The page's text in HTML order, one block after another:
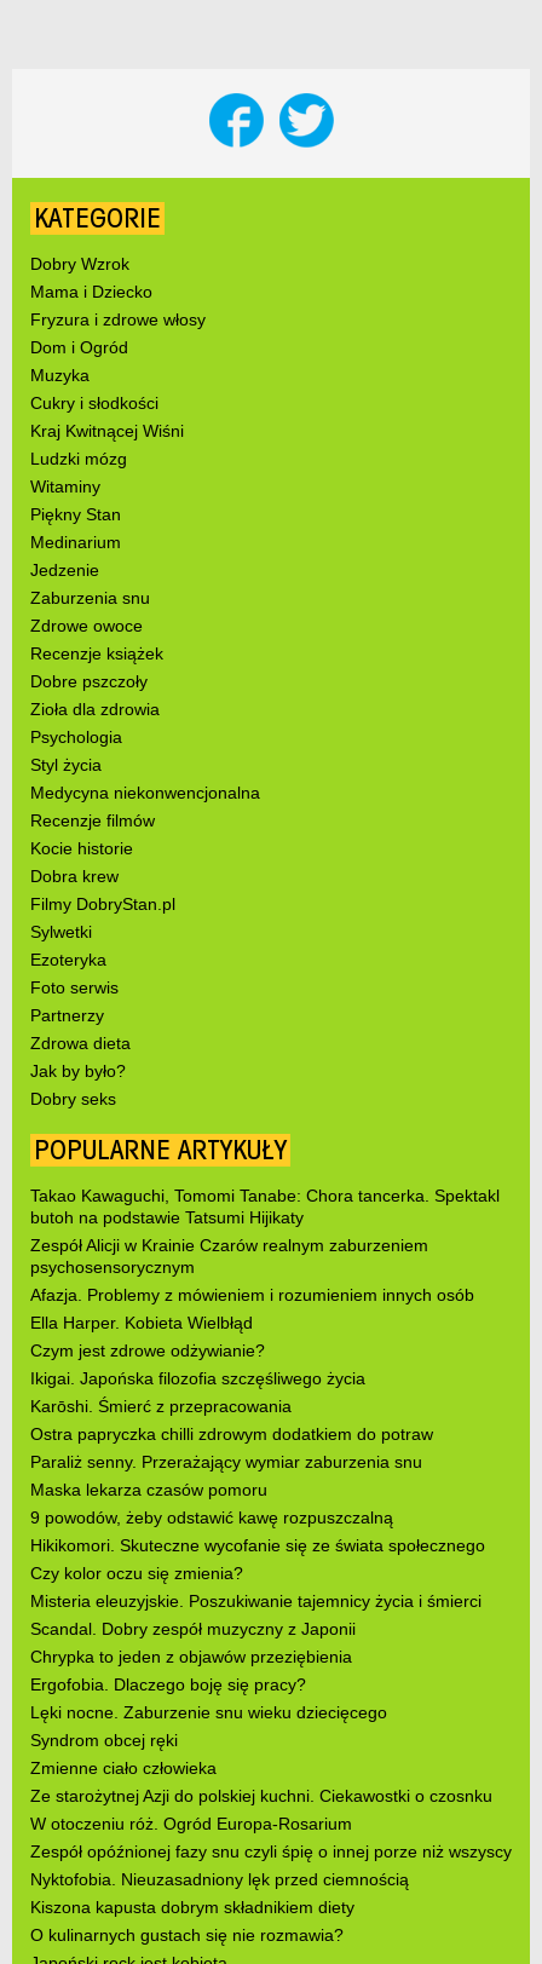
KATEGORIE
Dobry Wzrok
Mama i Dziecko
Fryzura i zdrowe włosy
Dom i Ogród
Muzyka
Cukry i słodkości
Kraj Kwitnącej Wiśni
Ludzki mózg
Witaminy
Piękny Stan
Medinarium
Jedzenie
Zaburzenia snu
Zdrowe owoce
Recenzje książek
Dobre pszczoły
Zioła dla zdrowia
Psychologia
Styl życia
Medycyna niekonwencjonalna
Recenzje filmów
Kocie historie
Dobra krew
Filmy DobryStan.pl
Sylwetki
Ezoteryka
Foto serwis
Partnerzy
Zdrowa dieta
Jak by było?
Dobry seks
POPULARNE ARTYKUŁY
Takao Kawaguchi, Tomomi Tanabe: Chora tancerka. Spektakl
butoh na podstawie Tatsumi Hijikaty
Zespół Alicji w Krainie Czarów realnym zaburzeniem
psychosensorycznym
Afazja. Problemy z mówieniem i rozumieniem innych osób
Ella Harper. Kobieta Wielbłąd
Czym jest zdrowe odżywianie?
Ikigai. Japońska filozofia szczęśliwego życia
Karōshi. Śmierć z przepracowania
Ostra papryczka chilli zdrowym dodatkiem do potraw
Paraliż senny. Przerażający wymiar zaburzenia snu
Maska lekarza czasów pomoru
9 powodów, żeby odstawić kawę rozpuszczalną
Hikikomori. Skuteczne wycofanie się ze świata społecznego
Czy kolor oczu się zmienia?
Misteria eleuzyjskie. Poszukiwanie tajemnicy życia i śmierci
Scandal. Dobry zespół muzyczny z Japonii
Chrypka to jeden z objawów przeziębienia
Ergofobia. Dlaczego boję się pracy?
Lęki nocne. Zaburzenie snu wieku dziecięcego
Syndrom obcej ręki
Zmienne ciało człowieka
Ze starożytnej Azji do polskiej kuchni. Ciekawostki o czosnku
W otoczeniu róż. Ogród Europa-Rosarium
Zespół opóźnionej fazy snu czyli śpię o innej porze niż wszyscy
Nyktofobia. Nieuzasadniony lęk przed ciemnością
Kiszona kapusta dobrym składnikiem diety
O kulinarnych gustach się nie rozmawia?